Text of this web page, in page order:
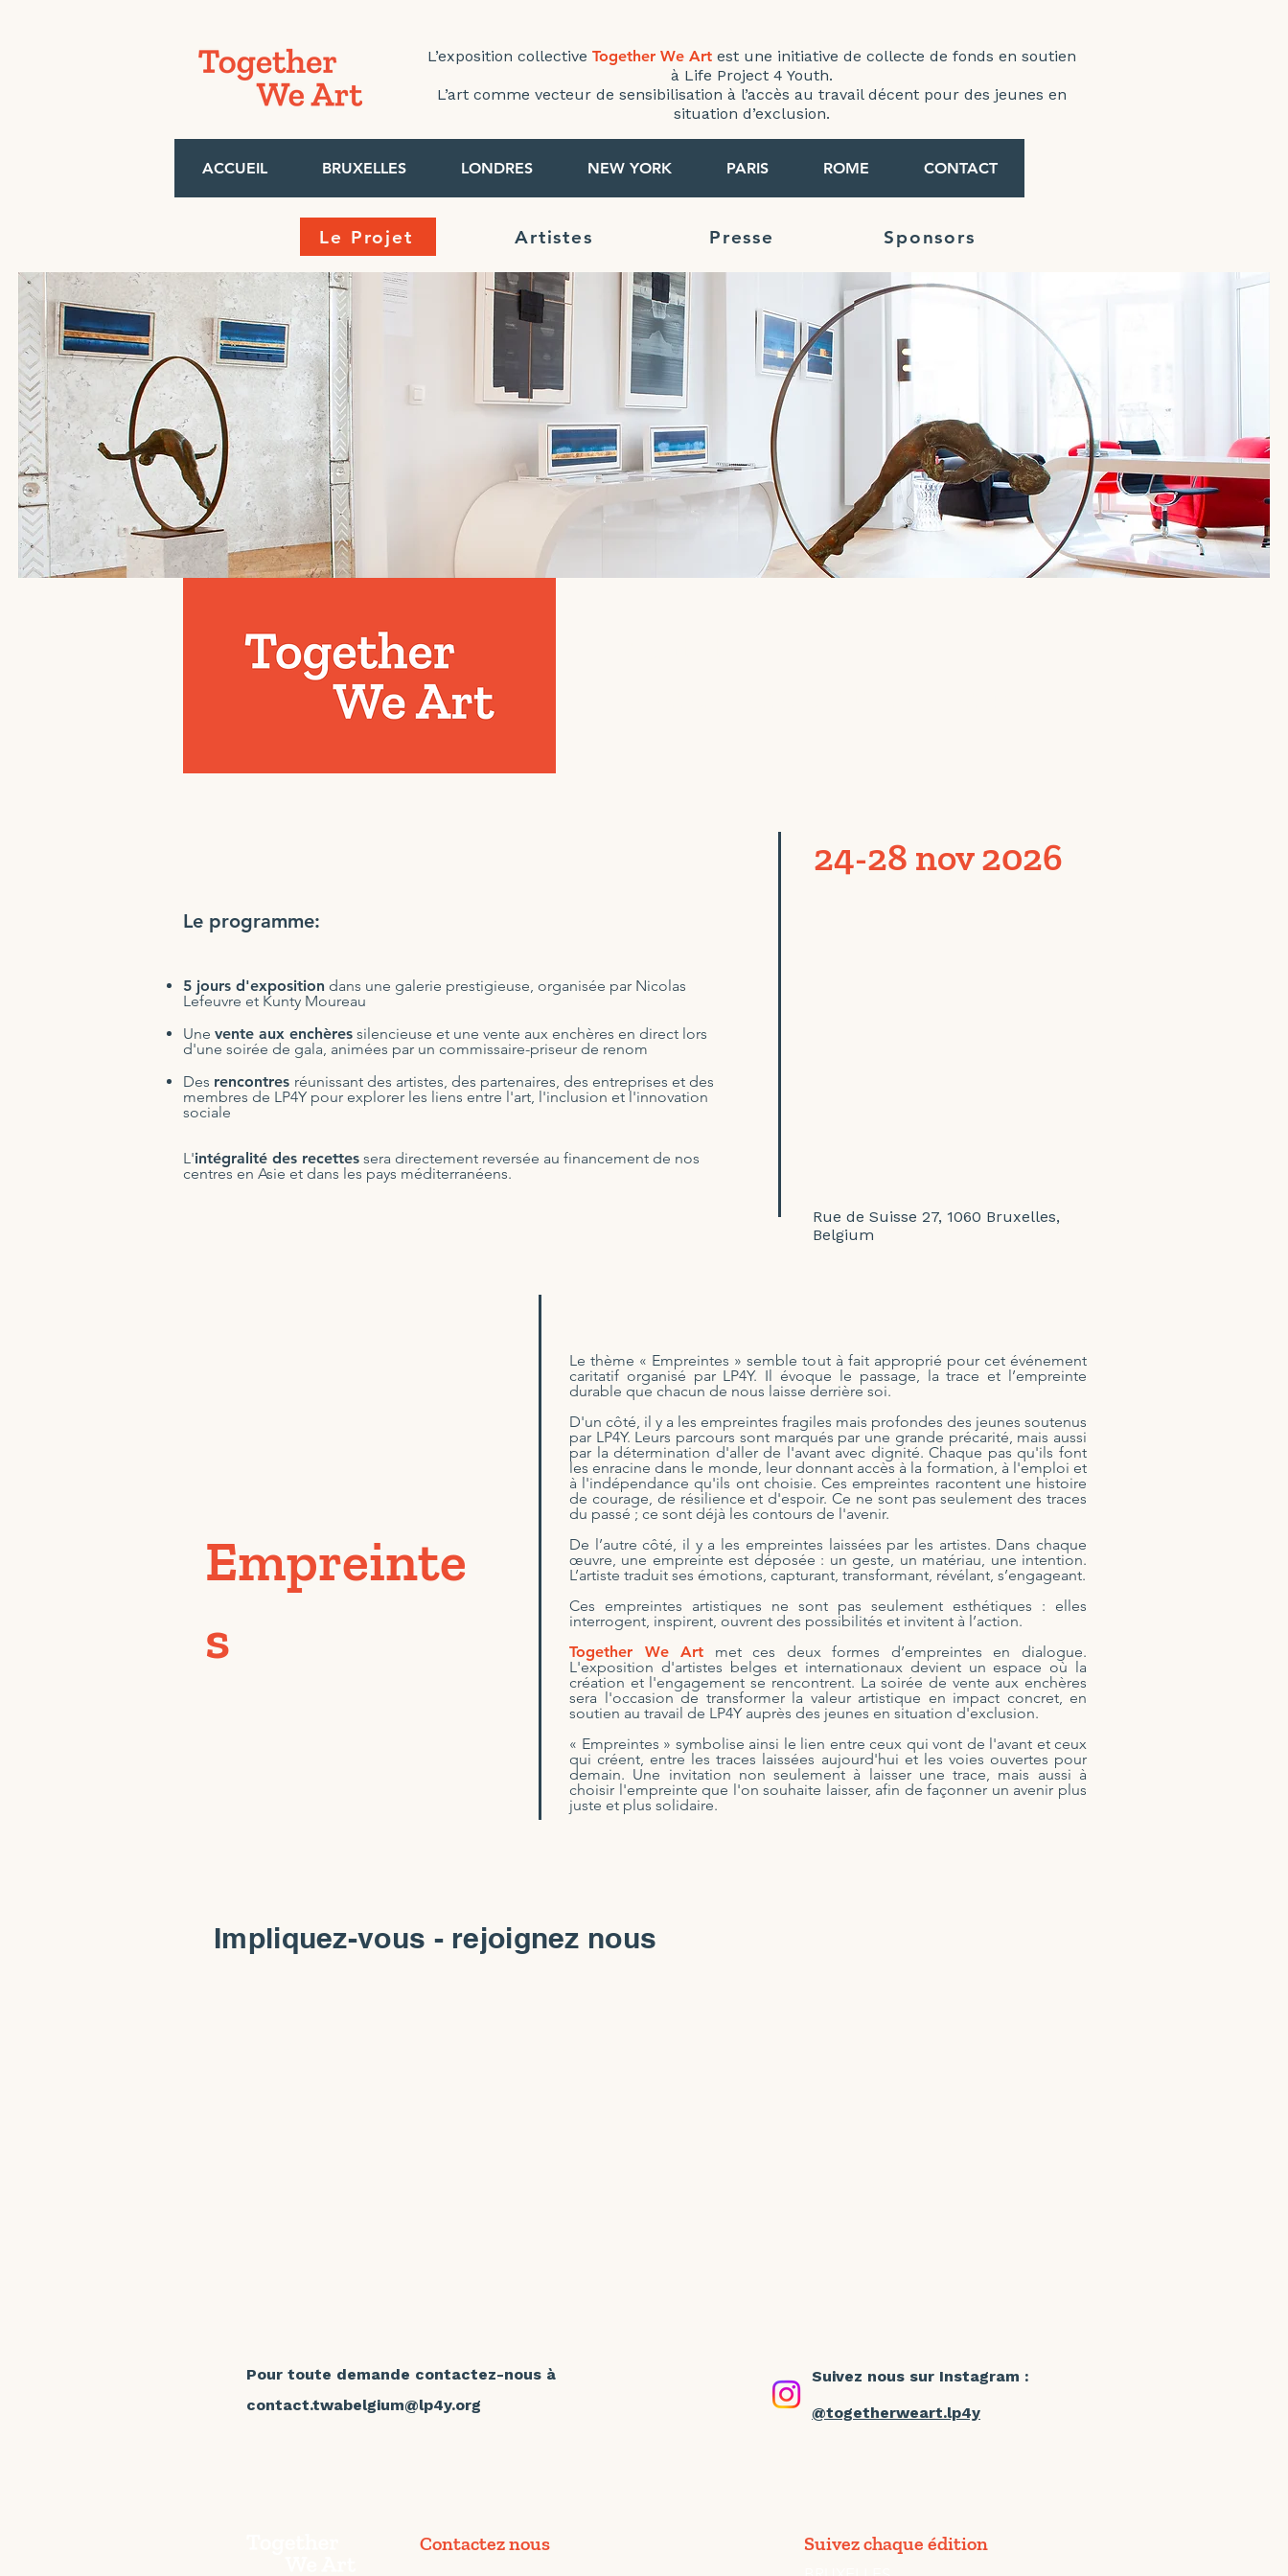
L’exposition collective Together We Art est une initiative de collecte de fonds en soutien
à Life Project 4 Youth.
L’art comme vecteur de sensibilisation à l’accès au travail décent pour des jeunes en
situation d’exclusion.
ACCUEIL BRUXELLES LONDRES NEW YORK PARIS ROME CONTACT
Le Projet Artistes Presse Sponsors
Le programme:
5 jours d'exposition dans une galerie prestigieuse, organisée par Nicolas
Lefeuvre et Kunty Moureau
Une vente aux enchères silencieuse et une vente aux enchères en direct lors
d'une soirée de gala, animées par un commissaire-priseur de renom
Des rencontres réunissant des artistes, des partenaires, des entreprises et des
membres de LP4Y pour explorer les liens entre l'art, l'inclusion et l'innovation
sociale
L'intégralité des recettes sera directement reversée au financement de nos
centres en Asie et dans les pays méditerranéens.
24-28 nov 2026
Rue de Suisse 27, 1060 Bruxelles,
Belgium
Empreinte
s
Le thème « Empreintes » semble tout à fait approprié pour cet événement
caritatif organisé par LP4Y. Il évoque le passage, la trace et l’empreinte
durable que chacun de nous laisse derrière soi.
D'un côté, il y a les empreintes fragiles mais profondes des jeunes soutenus
par LP4Y. Leurs parcours sont marqués par une grande précarité, mais aussi
par la détermination d'aller de l'avant avec dignité. Chaque pas qu'ils font
les enracine dans le monde, leur donnant accès à la formation, à l'emploi et
à l'indépendance qu'ils ont choisie. Ces empreintes racontent une histoire
de courage, de résilience et d'espoir. Ce ne sont pas seulement des traces
du passé ; ce sont déjà les contours de l'avenir.
De l’autre côté, il y a les empreintes laissées par les artistes. Dans chaque
œuvre, une empreinte est déposée : un geste, un matériau, une intention.
L’artiste traduit ses émotions, capturant, transformant, révélant, s’engageant.
Ces empreintes artistiques ne sont pas seulement esthétiques : elles
interrogent, inspirent, ouvrent des possibilités et invitent à l’action.
Together We Art met ces deux formes d’empreintes en dialogue.
L'exposition d'artistes belges et internationaux devient un espace où la
création et l'engagement se rencontrent. La soirée de vente aux enchères
sera l'occasion de transformer la valeur artistique en impact concret, en
soutien au travail de LP4Y auprès des jeunes en situation d'exclusion.​
« Empreintes » symbolise ainsi le lien entre ceux qui vont de l'avant et ceux
qui créent, entre les traces laissées aujourd'hui et les voies ouvertes pour
demain. Une invitation non seulement à laisser une trace, mais aussi à
choisir l'empreinte que l'on souhaite laisser, afin de façonner un avenir plus
juste et plus solidaire.
Impliquez-vous - rejoignez nous
Pour toute demande contactez-nous à
contact.twabelgium@lp4y.org
Suivez nous sur Instagram :
@togetherweart.lp4y
Contactez nous
Suivez chaque édition